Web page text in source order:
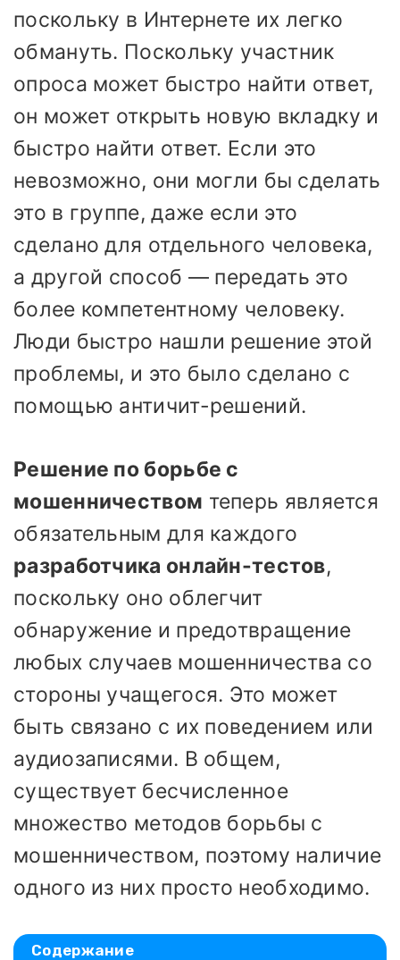
поскольку в Интернете их легко
обмануть. Поскольку участник
опроса может быстро найти ответ,
он может открыть новую вкладку и
быстро найти ответ. Если это
невозможно, они могли бы сделать
это в группе, даже если это
сделано для отдельного человека,
а другой способ — передать это
более компетентному человеку.
Люди быстро нашли решение этой
проблемы, и это было сделано с
помощью античит-решений.
Решение по борьбе с
мошенничеством теперь является
обязательным для каждого
разработчика онлайн-тестов,
поскольку оно облегчит
обнаружение и предотвращение
любых случаев мошенничества со
стороны учащегося. Это может
быть связано с их поведением или
аудиозаписями. В общем,
существует бесчисленное
множество методов борьбы с
мошенничеством, поэтому наличие
одного из них просто необходимо.
Содержание